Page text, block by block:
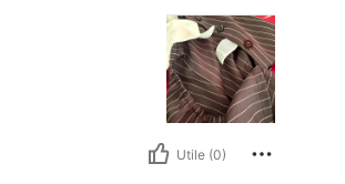
Utile (0)